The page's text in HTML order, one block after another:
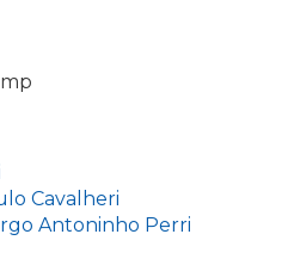
Cavalheri
Antoninho Perri